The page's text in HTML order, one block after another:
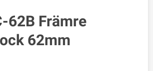
62B Främre
62mm